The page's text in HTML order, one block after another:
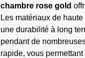
chambre rose gold
Les matériaux de
une durabilité à long
pendant de
rapide, vous